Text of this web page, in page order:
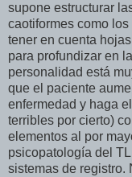
supone estructurar
caotiformes como
tener en cuenta
para profundizar en
personalidad está
que el paciente
enfermedad y haga
terribles por cierto)
elementos al por
psicopatología del
sistemas de registro.